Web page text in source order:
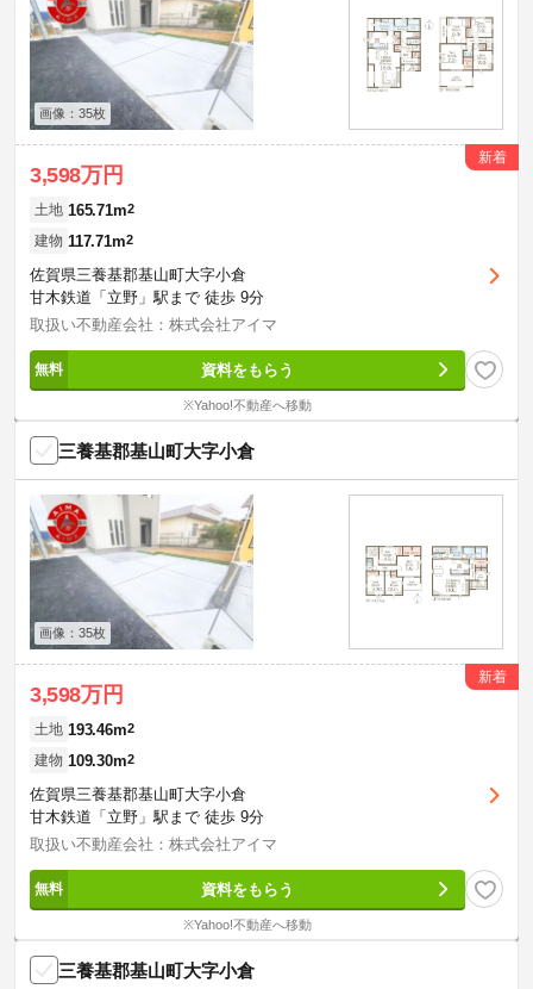
画像：35枚
3,598万円
新着
土地 165.71m2
建物 117.71m2
佐賀県三養基郡基山町大字小倉
甘木鉄道「立野」駅まで 徒歩 9分
取扱い不動産会社：株式会社アイマ
資料をもらう
※Yahoo!不動産へ移動
三養基郡基山町大字小倉
画像：35枚
3,598万円
新着
土地 193.46m2
建物 109.30m2
佐賀県三養基郡基山町大字小倉
甘木鉄道「立野」駅まで 徒歩 9分
取扱い不動産会社：株式会社アイマ
資料をもらう
※Yahoo!不動産へ移動
三養基郡基山町大字小倉